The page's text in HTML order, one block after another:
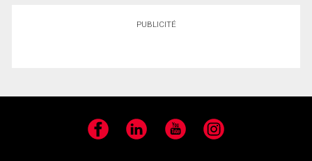
PUBLICITÉ
Facebook LinkedIn YouTube Instagram